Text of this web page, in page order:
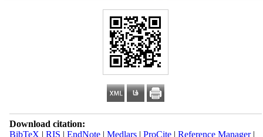
Download citation:
BibTeX | RIS | EndNote| Medlars| ProCite| Reference Manager|